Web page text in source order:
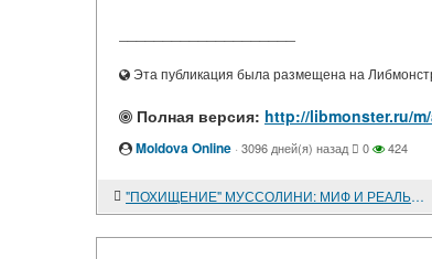
Эта публикация была размещена на
Полная версия: http://libmonster.ru/
Moldova Online · 3096 дней(я) назад 0 424
"ПОХИЩЕНИЕ" МУССОЛИНИ: МИФ И РЕАЛЬНОСТЬ